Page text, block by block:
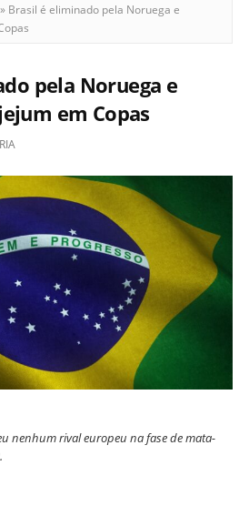
» Brasil é eliminado pela Noruega e
pela Noruega e
em Copas
nenhum rival europeu na fase de mata-